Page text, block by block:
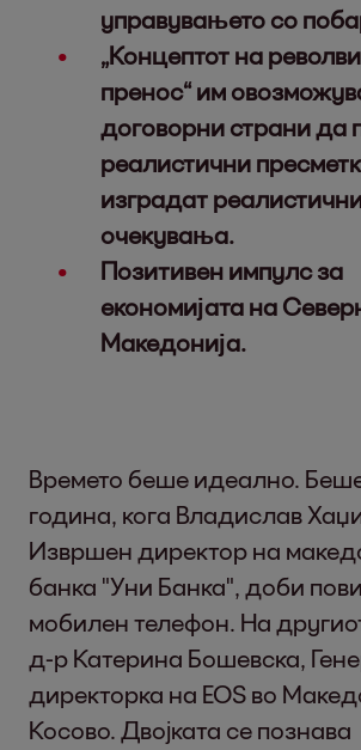
управувањето со
„Концептот на
пренос“ им
договорни страни да
реалистични
изградат
очекувања.
Позитивен импулс за
економијата на
Македонија.
Времето беше идеално. Беше
година, кога Владислав
Извршен директор на
банка "Уни Банка", доби
мобилен телефон. На
д-р Катерина Бошевска,
директорка на EOS во
Косово. Двојката се познава